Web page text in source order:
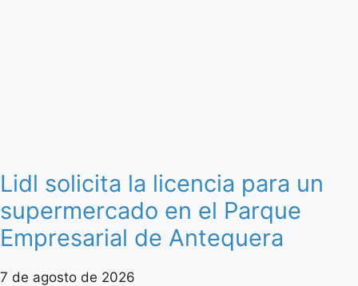
Lidl solicita la licencia para un
supermercado en el Parque
Empresarial de Antequera
7 de agosto de 2026